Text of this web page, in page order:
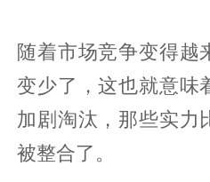
随着市场竞争变得越
变少了，这也就意味
加剧淘汰，那些实力
被整合了。